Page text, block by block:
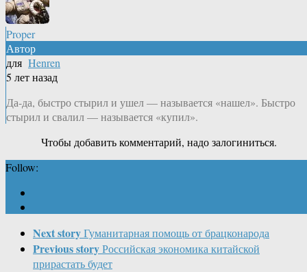
Proper
Автор
для Henren
5 лет назад
Да-да, быстро стырил и ушел — называется «нашел». Быстро
стырил и свалил — называется «купил».
Чтобы добавить комментарий, надо залогиниться.
Follow:
Next storyГуманитарная помощь от брацконарода
Previous storyРоссийская экономика китайской
прирастать будет